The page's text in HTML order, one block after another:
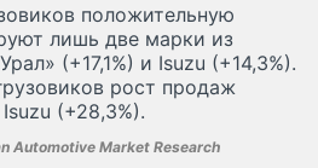
положительную
лишь две марки из
(+17,1%) и Isuzu (+14,3%).
рост продаж
(+28,3%).
Automotive Market Research